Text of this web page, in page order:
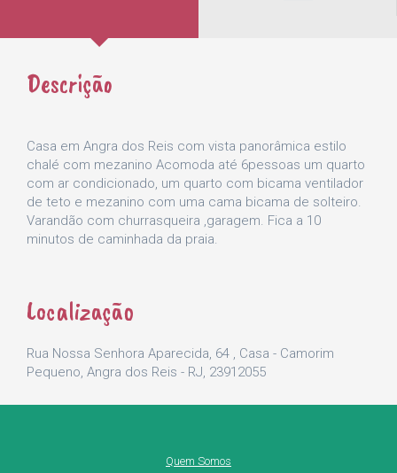
Descrição
Casa em Angra dos Reis com vista panorâmica estilo
chalé com mezanino Acomoda até 6pessoas um quarto
com ar condicionado, um quarto com bicama ventilador
de teto e mezanino com uma cama bicama de solteiro.
Varandão com churrasqueira ,garagem. Fica a 10
minutos de caminhada da praia.
Localização
Rua Nossa Senhora Aparecida, 64 , Casa - Camorim
Pequeno, Angra dos Reis - RJ, 23912055
Quem Somos